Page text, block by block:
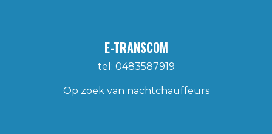
E-TRANSCOM
tel: 0483587919
Op zoek van nachtchauffeurs​